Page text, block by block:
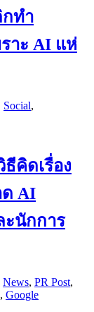
กทำ
าะ AI แห่
Social,
คิดเรื่อง
ด AI
ะนักการ
News, PR Post,
, Google